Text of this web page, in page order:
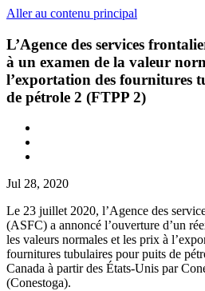
Aller au contenu principal
L’Agence des services
à un examen de la valeur
l’exportation des fournitures
de pétrole 2 (FTPP 2)
Jul 28, 2020
Le 23 juillet 2020, l’Agence des
(ASFC) a annoncé l’ouverture d’un
les valeurs normales et les prix à
fournitures tubulaires pour puits de
Canada à partir des États-Unis par
(Conestoga).